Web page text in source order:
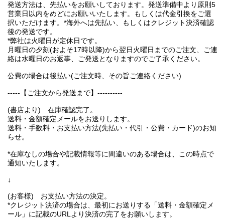
発送方法は、先払いをお願いしております。発送準備中より原則5
営業日以内をめどにお願いいたします。もしくは代金引換をご選
択いただけます。*海外へは先払い、もしくはクレジット決済確認
後の発送です。
*弊社は火曜日が定休日です。
月曜日の夕刻(およそ17時以降)から翌日火曜日までのご注文、ご連
絡は水曜日のお返事、ご発送となりますのでご了承ください。
公費の場合は後払い(ご注文時、その旨ご連絡ください)
-----【ご注文から発送まで】----------
(書店より) 在庫確認完了。
送料・金額確定メールをお送りします。
送料・手数料・お支払い方法(先払い・代引・公費・カード)のお知
らせ。
*在庫なしの場合や記載情報等に間違いのある場合は、この時点で
通知いたします。
↓
(お客様) お支払い方法の決定。
*クレジット決済の場合は、最初にお送りする「送料・金額確定メ
ール」に記載のURLより決済の完了をお願いします。